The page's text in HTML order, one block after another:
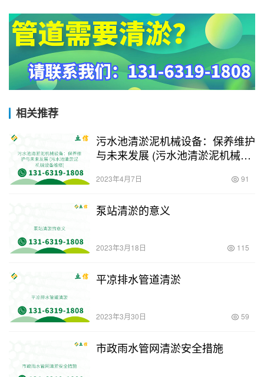
相关推荐
污水池清淤泥机械设备：保养维护
与未来发展 (污水池清淤泥机械设
2023年4月7日 91
泵站清淤的意义
2023年3月18日 115
平凉排水管道清淤
2023年3月30日 59
市政雨水管网清淤安全措施